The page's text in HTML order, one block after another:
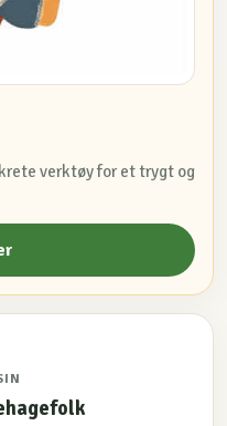
verktøy for et trygt og